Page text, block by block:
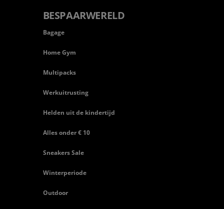
BESPAARWERELD
Bagage
Home Gym
Multipacks
Werkuitrusting
Helden uit de kindertijd
Alles onder € 10
Sneakers Sale
Winterperiode
Outdoor